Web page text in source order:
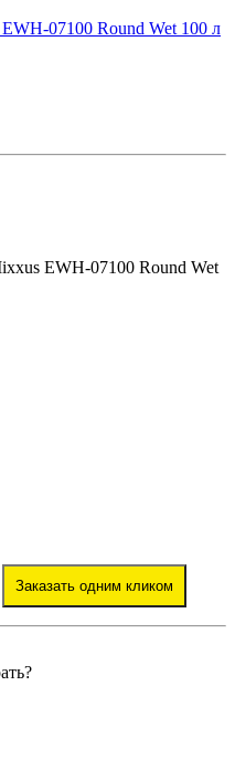
EWH-07100 Round Wet
Заказать одним кликом